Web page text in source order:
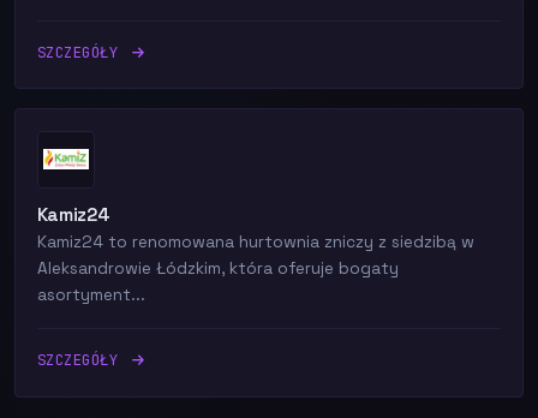
SZCZEGÓŁY
Kamiz24
Kamiz24 to renomowana hurtownia zniczy z siedzibą w
Aleksandrowie Łódzkim, która oferuje bogaty
asortyment...
SZCZEGÓŁY